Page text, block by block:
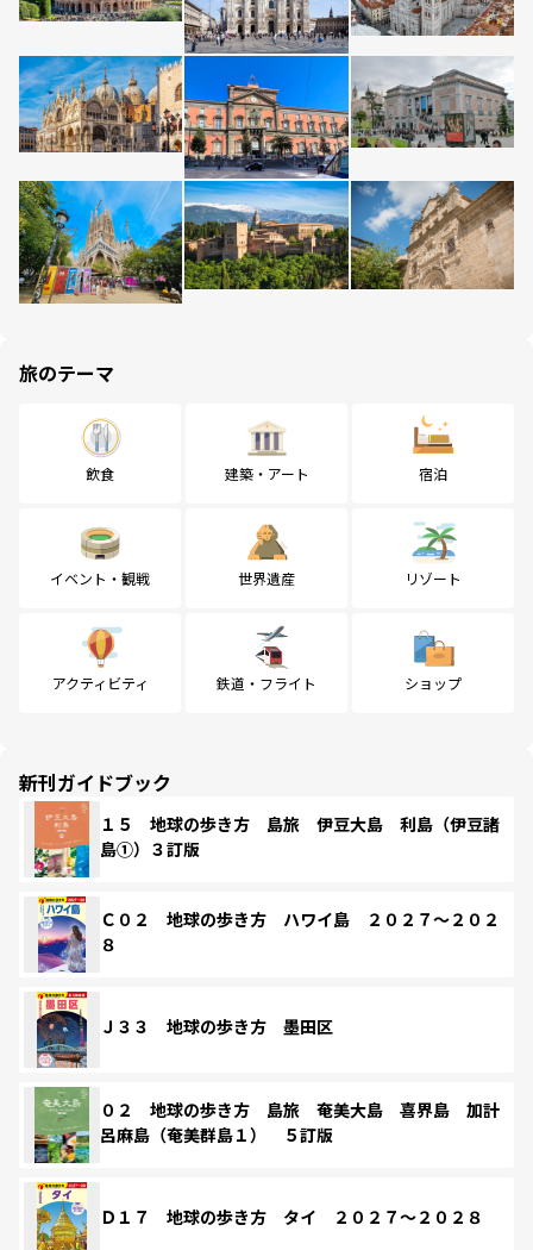
旅のテーマ
飲食 建築・アート 宿泊
イベント・観戦 世界遺産 リゾート
アクティビティ 鉄道・フライト ショップ
新刊ガイドブック
１５ 地球の歩き方 島旅 伊豆大島 利島（伊豆諸
島①）３訂版
Ｃ０２ 地球の歩き方 ハワイ島 ２０２７～２０２
８
Ｊ３３ 地球の歩き方 墨田区
０２ 地球の歩き方 島旅 奄美大島 喜界島 加計
呂麻島（奄美群島１） ５訂版
Ｄ１７ 地球の歩き方 タイ ２０２７～２０２８